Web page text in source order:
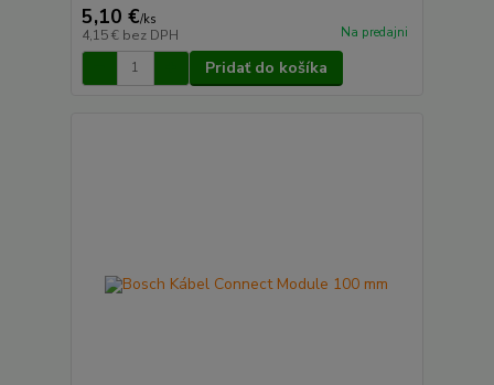
5,10 €/ks
4,15 € bez DPH Na predajni
Pridať do košíka